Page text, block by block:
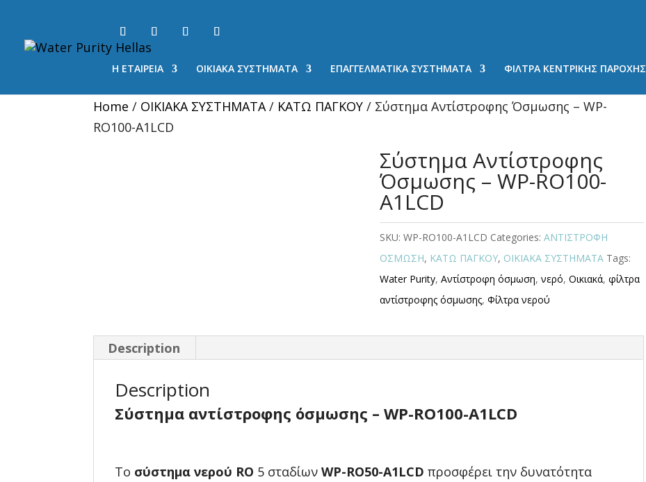
Η ΕΤΑΙΡΕΙΑ ΟΙΚΙΑΚΑ ΣΥΣΤΗΜΑΤΑ ΕΠΑΓΓΕΛΜΑΤΙΚΑ ΣΥΣΤΗΜΑΤΑ ΦΙΛΤΡΑ ΚΕΝΤΡΙΚΗΣ ΠΑΡΟΧΗΣ
Home / ΟΙΚΙΑΚΑ ΣΥΣΤΗΜΑΤΑ/ ΚΑΤΩ ΠΑΓΚΟΥ / Σύστημα Αντίστροφης Όσμωσης – WP-
RO100-A1LCD
Σύστημα Αντίστροφης
Όσμωσης – WP-RO100-
A1LCD
SKU:WP-RO100-A1LCD Categories:ΑΝΤΙΣΤΡΟΦΗ
ΟΣΜΩΣΗ, ΚΑΤΩ ΠΑΓΚΟΥ, ΟΙΚΙΑΚΑ ΣΥΣΤΗΜΑΤΑ Tags:
Water Purity,Αντίστροφη όσμωση,νερό,Οικιακά,φίλτρα
αντίστροφης όσμωσης,Φίλτρα νερού
Description
Description
Σύστημα αντίστροφης όσμωσης – WP-RO100-A1LCD
Το σύστημα νερού RO 5 σταδίων WP-RO50-A1LCD προσφέρει την δυνατότητα